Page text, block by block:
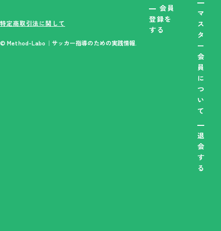
特定商取引法に関して
© Method-Labo｜サッカー指導のための実践情報.
会員
登録を
する
マ
ス
タ
ー
会
員
に
つ
い
て
退
会
す
る